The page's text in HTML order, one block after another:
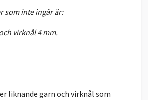
som inte ingår är:
virknål 4 mm.
liknande garn och virknål som